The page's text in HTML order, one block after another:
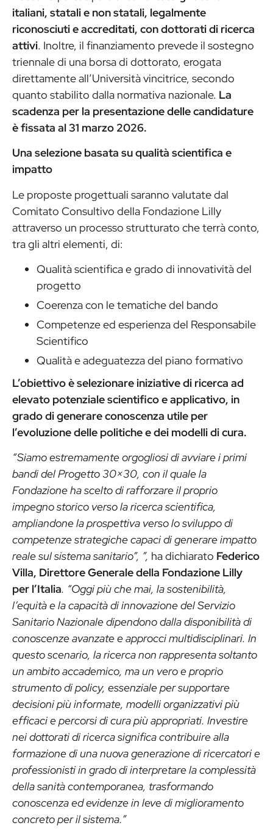
italiani, statali e non statali, legalmente
riconosciuti e accreditati, con dottorati di ricerca
attivi. Inoltre, il finanziamento prevede il sostegno
triennale di una borsa di dottorato, erogata
direttamente all’Università vincitrice, secondo
quanto stabilito dalla normativa nazionale. La
scadenza per la presentazione delle candidature
è fissata al 31 marzo 2026.
Una selezione basata su qualità scientifica e
impatto
Le proposte progettuali saranno valutate dal
Comitato Consultivo della Fondazione Lilly
attraverso un processo strutturato che terrà conto,
tra gli altri elementi, di:
Qualità scientifica e grado di innovatività del
progetto
Coerenza con le tematiche del bando
Competenze ed esperienza del Responsabile
Scientifico
Qualità e adeguatezza del piano formativo
L’obiettivo è selezionare iniziative di ricerca ad
elevato potenziale scientifico e applicativo, in
grado di generare conoscenza utile per
l’evoluzione delle politiche e dei modelli di cura.
“Siamo estremamente orgogliosi di avviare i primi
bandi del Progetto 30×30, con il quale la
Fondazione ha scelto di rafforzare il proprio
impegno storico verso la ricerca scientifica,
ampliandone la prospettiva verso lo sviluppo di
competenze strategiche capaci di generare impatto
reale sul sistema sanitario”, ”, ha dichiarato Federico
Villa, Direttore Generale della Fondazione Lilly
per l’Italia. “Oggi più che mai, la sostenibilità,
l’equità e la capacità di innovazione del Servizio
Sanitario Nazionale dipendono dalla disponibilità di
conoscenze avanzate e approcci multidisciplinari. In
questo scenario, la ricerca non rappresenta soltanto
un ambito accademico, ma un vero e proprio
strumento di policy, essenziale per supportare
decisioni più informate, modelli organizzativi più
efficaci e percorsi di cura più appropriati. Investire
nei dottorati di ricerca significa contribuire alla
formazione di una nuova generazione di ricercatori e
professionisti in grado di interpretare la complessità
della sanità contemporanea, trasformando
conoscenza ed evidenze in leve di miglioramento
concreto per il sistema.”